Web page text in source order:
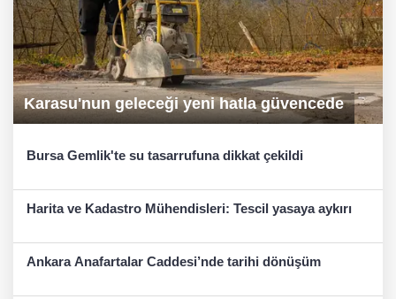
Karasu'nun geleceği yeni hatla güvencede
Bursa Gemlik'te su tasarrufuna dikkat çekildi
Harita ve Kadastro Mühendisleri: Tescil yasaya aykırı
Ankara Anafartalar Caddesi’nde tarihi dönüşüm